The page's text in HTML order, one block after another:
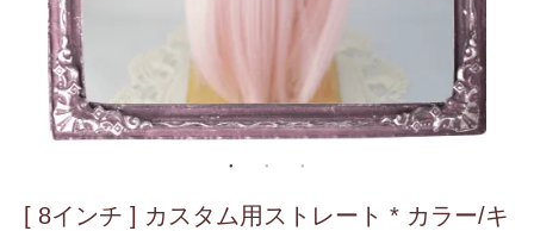
[ 8インチ ] カスタム用ストレート * カラー/キ